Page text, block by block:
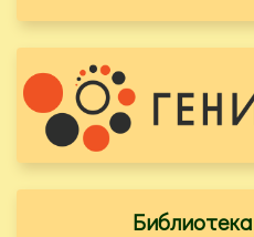
Библиотека